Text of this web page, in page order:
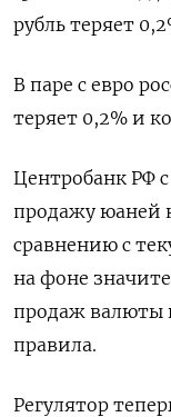
рубль теряет
В паре с евро
теряет 0,2% и
Центробанк РФ
продажу юаней
сравнению с
на фоне
продаж валюты
правила.
Регулятор